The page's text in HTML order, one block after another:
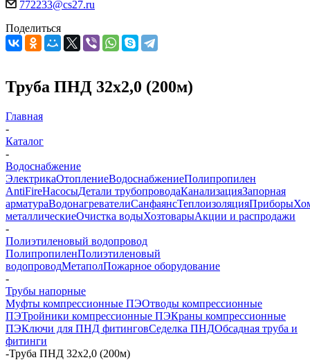
772233@cs27.ru
Поделиться
Труба ПНД 32х2,0 (200м)
Главная
-
Каталог
-
Водоснабжение
ЭлектрикаОтоплениеВодоснабжениеПолипропилен
AntiFireНасосыДетали трубопроводаКанализацияЗапорная
арматураВодонагревателиСанфаянсТеплоизоляцияПриборы
металлическиеОчистка водыХозтоварыАкции и распродажи
-
Полиэтиленовый водопровод
ПолипропиленПолиэтиленовый
водопроводМетаполПожарное оборудование
-
Трубы напорные
Муфты компрессионные ПЭОтводы компрессионные
ПЭТройники компрессионные ПЭКраны компрессионные
ПЭКлючи для ПНД фитинговСеделка ПНДОбсадная труба и
фитинги
-Труба ПНД 32х2,0 (200м)